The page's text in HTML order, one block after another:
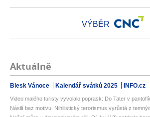
VÝBĚR
Aktuálně
Blesk Vánoce Kalendář svátků 2025 INFO.cz
Video malého turisty vyvolalo poprask: Do Tater v
Násilí bez motivu. Nihilistický terorismus vyrůstá z